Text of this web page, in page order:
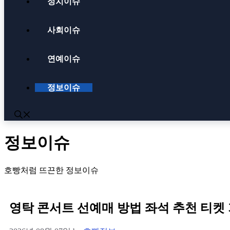
사회이슈
연예이슈
정보이슈
정보이슈
호빵처럼 뜨끈한 정보이슈
영탁 콘서트 선예매 방법 좌석 추천 티켓